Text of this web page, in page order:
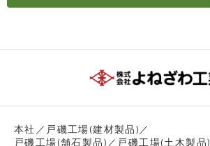
本社／戸磯工場(建材製品)／
戸磯工場(舗石製品)／戸磯工場(土木製品)